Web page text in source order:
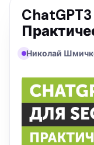
Николай